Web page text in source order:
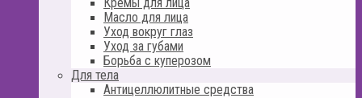
Масло для лица
Уход вокруг глаз
Уход за губами
Борьба с куперозом
Для тела
Антицеллюлитные средства